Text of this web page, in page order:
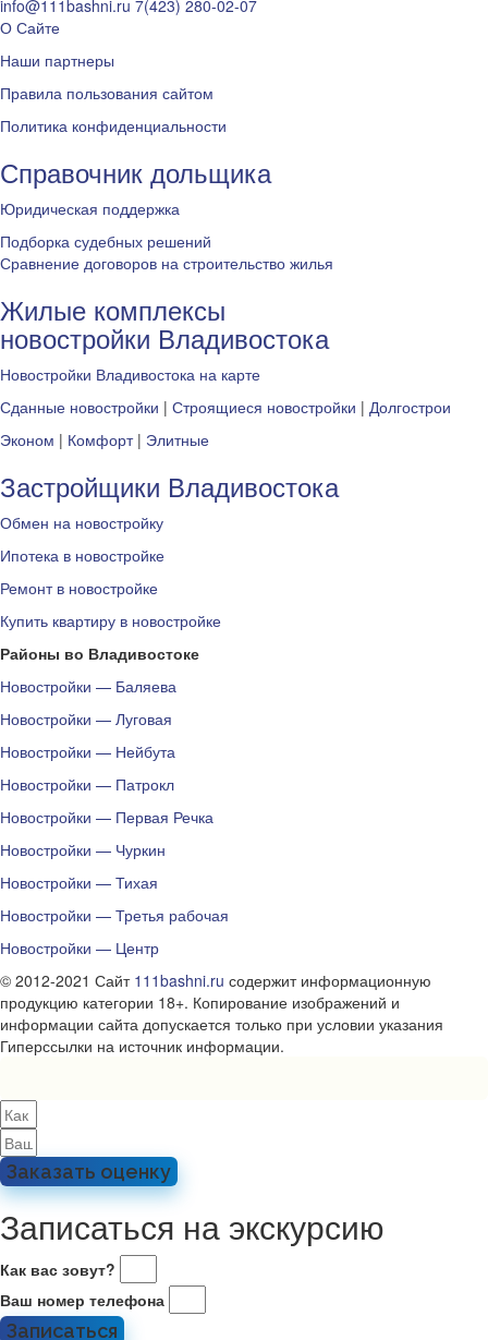
info@111bashni.ru 7(423) 280-02-07
О Сайте
Наши партнеры
Правила пользования сайтом
Политика конфиденциальности
Справочник дольщика
Юридическая поддержка
Подборка судебных решений
Сравнение договоров на строительство жилья
Жилые комплексы
новостройки Владивостока
Новостройки Владивостока на карте
Сданные новостройки | Строящиеся новостройки | Долгострои
Эконом | Комфорт| Элитные
Застройщики Владивостока
Обмен на новостройку
Ипотека в новостройке
Ремонт в новостройке
Купить квартиру в новостройке
Районы во Владивостоке
Новостройки — Баляева
Новостройки — Луговая
Новостройки — Нейбута
Новостройки — Патрокл
Новостройки — Первая Речка
Новостройки — Чуркин
Новостройки — Тихая
Новостройки — Третья рабочая
Новостройки — Центр
© 2012-2021 Сайт 111bashni.ru содержит информационную
продукцию категории 18+. Копирование изображений и
информации сайта допускается только при условии указания
Гиперссылки на источник информации.
Заказать оценку
Записаться на экскурсию
Как вас зовут?
Ваш номер телефона
Записаться